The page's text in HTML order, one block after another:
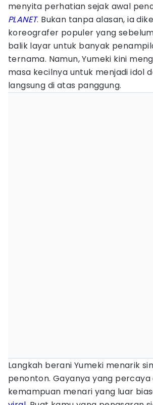
menyita perhatian sejak awal
PLANET. Bukan tanpa alasan, ia
koreografer populer yang
balik layar untuk banyak
ternama. Namun, Yumeki kini
masa kecilnya untuk menjadi idol
langsung di atas panggung.
Langkah berani Yumeki menarik
penonton. Gayanya yang percaya
kemampuan menari yang luar